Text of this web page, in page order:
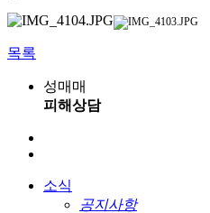
목록
성매매
피해상담
소식
공지사항